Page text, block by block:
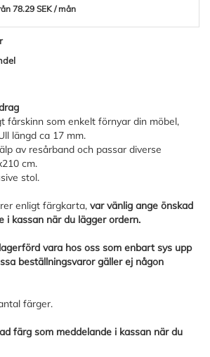
78.29 SEK / mån
fårskinn som enkelt förnyar din möbel,
längd ca 17 mm.
av resårband och passar diverse
cm.
stol.
enligt färgkarta, var vänlig ange önskad
i kassan när du lägger ordern.
vara hos oss som enbart sys upp
beställningsvaror gäller ej någon
färger.
färg som meddelande i kassan när du